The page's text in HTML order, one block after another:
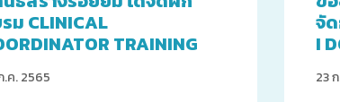
ม CLINICAL
TRAINING
.ค. 2565
จั
I
23